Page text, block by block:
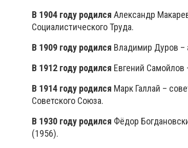
В 1904 году родился Александр
Социалистического Труда.
В 1909 году родился Владимир Дуров –
В 1912 году родился Евгений Самойлов
В 1914 году родился Марк Галлай –
Советского Союза.
В 1930 году родился Фёдор
(1956).